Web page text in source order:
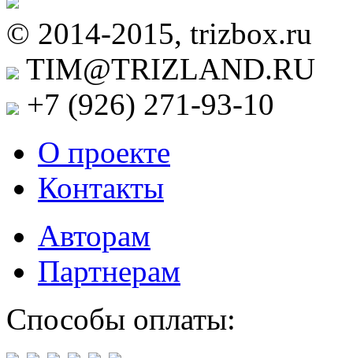
© 2014-2015, trizbox.ru
TIM@TRIZLAND.RU
+7 (926) 271-93-10
О проекте
Контакты
Авторам
Партнерам
Способы оплаты: